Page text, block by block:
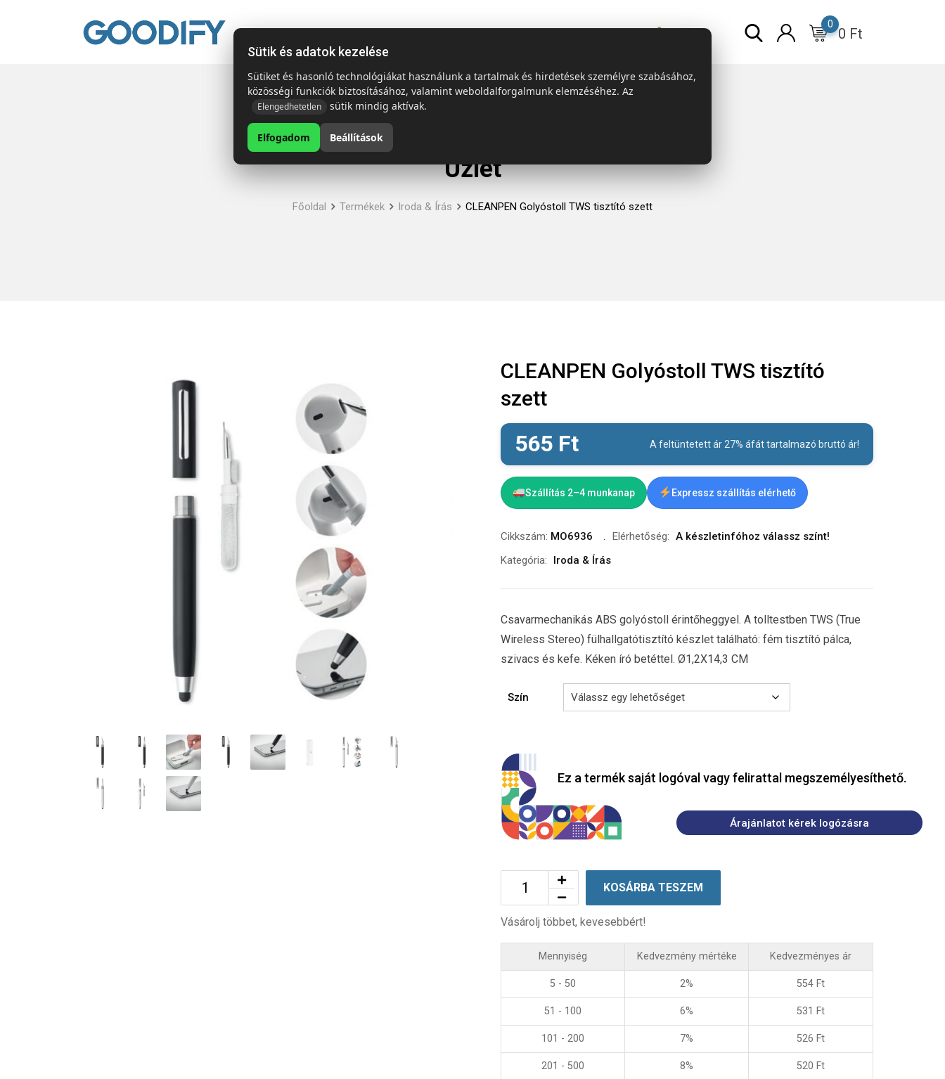
Kezdőlap Termékek Emblémázás és szállítás Tech = Kedvező ár ESG 0 Ft
0
Üzlet
Főoldal Termékek Iroda & Írás CLEANPEN Golyóstoll TWS tisztító szett
CLEANPEN Golyóstoll TWS tisztító
szett
565 Ft A feltüntetett ár 27% áfát tartalmazó bruttó ár!
Szállítás 2–4 munkanap Expressz szállítás elérhető
Cikkszám: MO6936 Elérhetőség: A készletinfóhoz válassz színt!
Kategória:
Iroda & Írás
Csavarmechanikás ABS golyóstoll érintőheggyel. A tolltestben TWS (True
Wireless Stereo) fülhallgatótisztító készlet található: fém tisztító pálca,
szivacs és kefe. Kéken író betéttel. Ø1,2X14,3 CM
Szín
Ez a termék saját logóval vagy felirattal megszemélyesíthető.
Árajánlatot kérek logózásra
KOSÁRBA TESZEM
Vásárolj többet, kevesebbért!
Mennyiség Kedvezmény mértéke Kedvezményes ár
5 - 50 2% 554 Ft
51 - 100 6% 531 Ft
101 - 200 7% 526 Ft
201 - 500 8% 520 Ft
Sütik és adatok kezelése
Sütiket és hasonló technológiákat használunk a tartalmak és hirdetések személyre szabásához,
közösségi funkciók biztosításához, valamint weboldalforgalmunk elemzéséhez. Az
Elengedhetetlen sütik mindig aktívak.
Elfogadom Beállítások